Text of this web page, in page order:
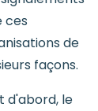
ces
de
façons.
d'abord, le